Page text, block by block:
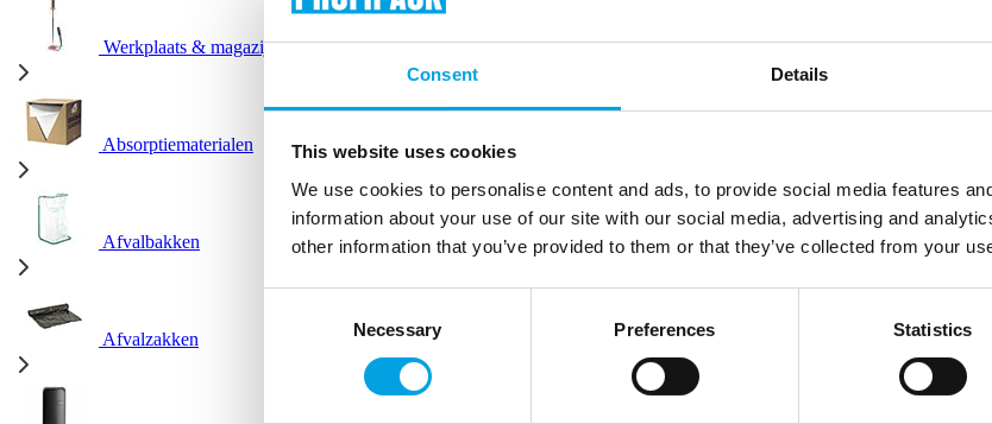
Consent Details
This website uses cookies
We use cookies to personalise content and ads, to provide social media features
information about your use of our site with our social media, advertising and
other information that you’ve provided to them or that they’ve collected from your
Necessary Preferences Statistics
Werkplaats & magazijn
Absorptiematerialen
Afvalbakken
Afvalzakken